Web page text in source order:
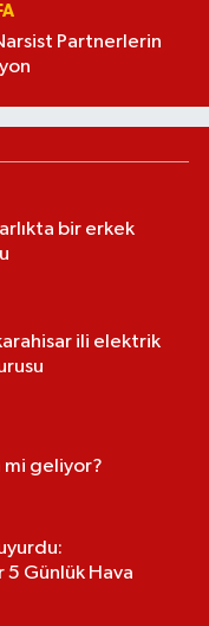
Partnerlerin
bir erkek
ili elektrik
mi geliyor?
5 Günlük Hava